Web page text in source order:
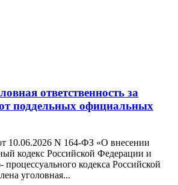
ответственность за
поддельных официальных
10.06.2026 N 164-ФЗ «О внесении
кодекс Российской Федерации и
процессуального кодекса Российской
уголовная...